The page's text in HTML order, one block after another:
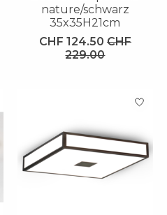
nature/schwarz
35x35H21cm
CHF 124.50 CHF
229.00